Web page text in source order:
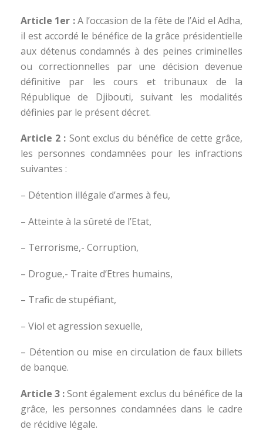
Article 1er :A l’occasion de la fête de l’Aid el Adha,
il est accordé le bénéfice de la grâce présidentielle
aux détenus condamnés à des peines criminelles
ou correctionnelles par une décision devenue
définitive par les cours et tribunaux de la
République de Djibouti, suivant les modalités
définies par le présent décret.
Article 2 : Sont exclus du bénéfice de cette grâce,
les personnes condamnées pour les infractions
suivantes :
– Détention illégale d’armes à feu,
– Atteinte à la sûreté de l’Etat,
– Terrorisme,- Corruption,
– Drogue,- Traite d’Etres humains,
– Trafic de stupéfiant,
– Viol et agression sexuelle,
– Détention ou mise en circulation de faux billets
de banque.
Article 3 :Sont également exclus du bénéfice de la
grâce, les personnes condamnées dans le cadre
de récidive légale.